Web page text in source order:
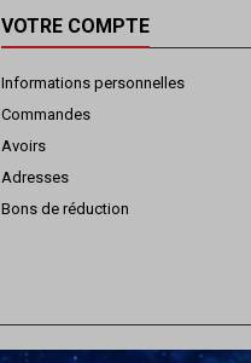
VOTRE COMPTE
Informations personnelles
Commandes
Avoirs
Adresses
Bons de réduction